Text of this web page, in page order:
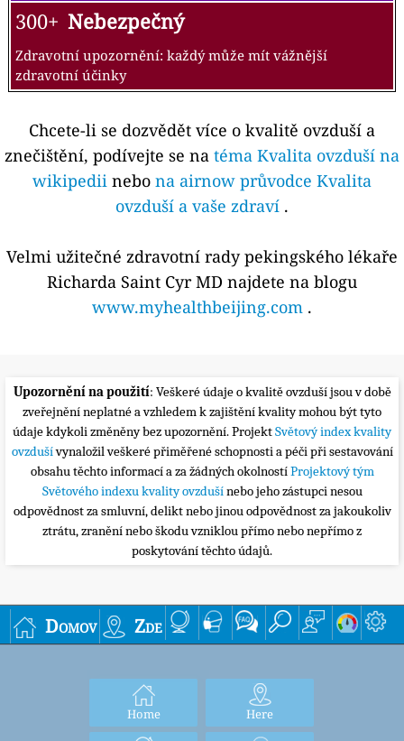
300+ Nebezpečný
Zdravotní upozornění: každý může mít vážnější
zdravotní účinky
Chcete-li se dozvědět více o kvalitě ovzduší a
znečištění, podívejte se na téma Kvalita ovzduší na
wikipedii nebo na airnow průvodce Kvalita
ovzduší a vaše zdraví .
Velmi užitečné zdravotní rady pekingského lékaře
Richarda Saint Cyr MD najdete na blogu
www.myhealthbeijing.com .
Upozornění na použití: Veškeré údaje o kvalitě ovzduší jsou v době
zveřejnění neplatné a vzhledem k zajištění kvality mohou být tyto
údaje kdykoli změněny bez upozornění. ProjektSvětový index kvality
ovzdušívynaložil veškeré přiměřené schopnosti a péči při sestavování
obsahu těchto informací a za žádných okolnostíProjektový tým
Světového indexu kvality ovzdušínebo jeho zástupci nesou
odpovědnost za smluvní, delikt nebo jinou odpovědnost za jakoukoliv
ztrátu, zranění nebo škodu vzniklou přímo nebo nepřímo z
poskytování těchto údajů.
Domov Zde
Home Here